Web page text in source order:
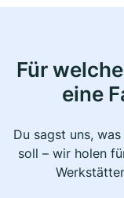
Für
eine
Du sagst uns,
soll – wir holen